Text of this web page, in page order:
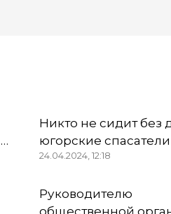
Никто не сидит без
югорские
Тюменской области
24.04.2024, 12:18
Руководителю